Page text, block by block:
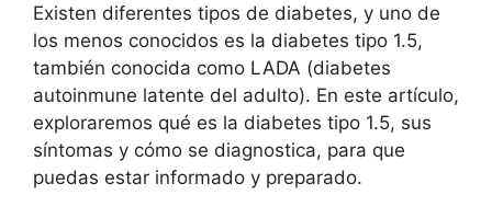
Existen diferentes tipos de diabetes, y uno de
los menos conocidos es la diabetes tipo 1.5,
también conocida como LADA (diabetes
autoinmune latente del adulto). En este artículo,
exploraremos qué es la diabetes tipo 1.5, sus
síntomas y cómo se diagnostica, para que
puedas estar informado y preparado.